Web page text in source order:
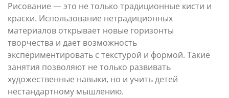
Рисование — это не только традиционные кисти и
краски. Использование нетрадиционных
материалов открывает новые горизонты
творчества и дает возможность
экспериментировать с текстурой и формой. Такие
занятия позволяют не только развивать
художественные навыки, но и учить детей
нестандартному мышлению.